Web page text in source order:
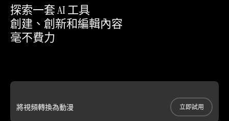
探索一套 AI 工具
創建、創新和編輯內容
毫不費力
將視頻轉換為動漫 立即試用